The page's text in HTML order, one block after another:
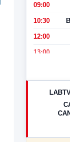
09:00
10:30
12:00
13:00